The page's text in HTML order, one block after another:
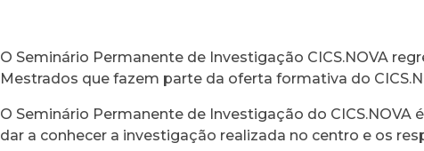
O Seminário Permanente de Investigação CICS.NOVA
Mestrados que fazem parte da oferta formativa do
O Seminário Permanente de Investigação do CICS.NOVA
dar a conhecer a investigação realizada no centro e os